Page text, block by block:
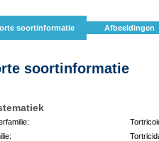
soortinformatie Afbeeldingen
soortinformatie